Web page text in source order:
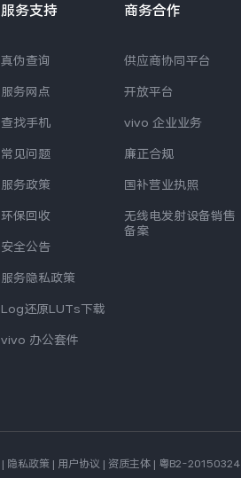
服务支持
真伪查询
服务网点
查找手机
常见问题
服务政策
环保回收
安全公告
服务隐私政策
Log还原LUTs下载
vivo 办公套件
商务合作
供应商协同平台
开放平台
vivo 企业业务
廉正合规
国补营业执照
无线电发射设备销售
备案
| 隐私政策 | 用户协议 | 资质主体 | 粤B2-20150324